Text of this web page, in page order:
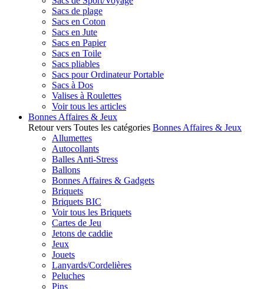
Sacs de plage
Sacs en Coton
Sacs en Jute
Sacs en Papier
Sacs en Toile
Sacs pliables
Sacs pour Ordinateur Portable
Sacs à Dos
Valises à Roulettes
Voir tous les articles
Bonnes Affaires & Jeux
Retour vers Toutes les catégories Bonnes Affaires & Jeux
Allumettes
Autocollants
Balles Anti-Stress
Ballons
Bonnes Affaires & Gadgets
Briquets
Briquets BIC
Voir tous les Briquets
Cartes de Jeu
Jetons de caddie
Jeux
Jouets
Lanyards/Cordelières
Peluches
Pins